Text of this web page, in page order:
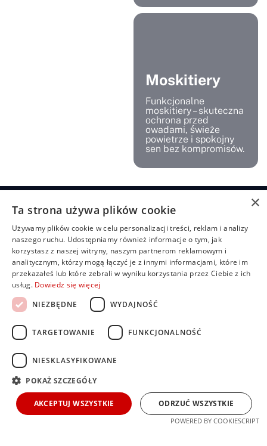
Moskitiery
Funkcjonalne
moskitiery – skuteczna
ochrona przed
owadami, świeże
powietrze i spokojny
sen bez kompromisów.
+48
507
704
919
biuro@rolbest.pl
Żaluzje
Żaluzje
bambusowe
Żaluzje
drewniane
Żaluzje
aluminiowe
Żaluzje
Żaluzje
Rolety
Rolety
dzień/noc
Rolety
materiałowe
Rolety
rzymskie
Rolety
(pilsy)
zewnętrzne
screen
Pozostałe
Shuttersy
Markizy
Moskitiery
Pergole
Menu
Strona
główna
O
nas
Porady i
inspiracje
linki
Polityka
prywatności
Regulamin
×
Ta strona używa plików cookie
Używamy plików cookie w celu personalizacji treści, reklam i analizy
naszego ruchu. Udostępniamy również informacje o tym, jak
korzystasz z naszej witryny, naszym partnerom reklamowym i
analitycznym, którzy mogą łączyć je z innymi informacjami, które im
przekazałeś lub które zebrali w wyniku korzystania przez Ciebie z ich
usług. Dowiedz się więcej
NIEZBĘDNE
WYDAJNOŚĆ
TARGETOWANIE FUNKCJONALNOŚĆ
NIESKLASYFIKOWANE
POKAŻ SZCZEGÓŁY
AKCEPTUJ WSZYSTKIE ODRZUĆ WSZYSTKIE
POWERED BY COOKIESCRIPT